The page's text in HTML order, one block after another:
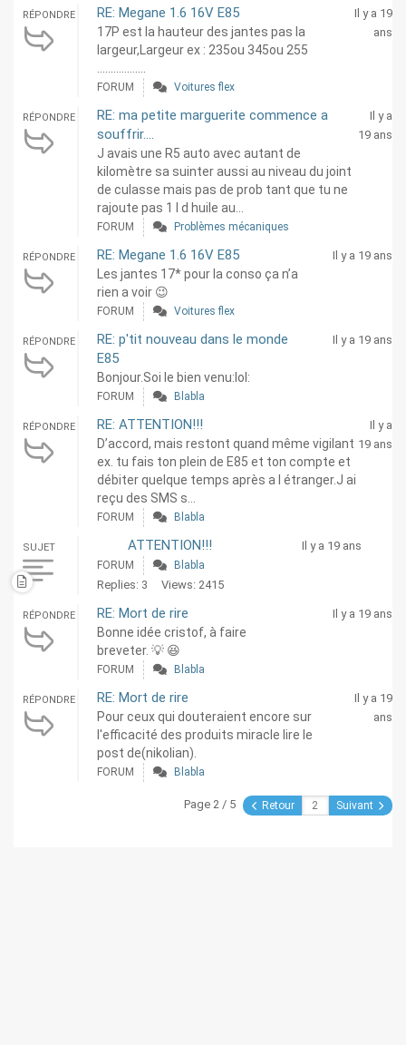
RÉPONDRE RE: Megane 1.6 16V E85
17P est la hauteur des jantes pas la
largeur,Largeur ex : 235ou 345ou 255
………………
Il y a 19
ans
FORUM Voitures flex
RÉPONDRE
RE: ma petite marguerite commence a
souffrir....
J avais une R5 auto avec autant de
kilomètre sa suinter aussi au niveau du joint
de culasse mais pas de prob tant que tu ne
rajoute pas 1 l d huile au...
Il y a
19 ans
FORUM Problèmes mécaniques
RÉPONDRE RE: Megane 1.6 16V E85
Les jantes 17* pour la conso ça n’a
rien a voir 😉
Il y a 19 ans
FORUM Voitures flex
RÉPONDRE
RE: p'tit nouveau dans le monde
E85
Bonjour.Soi le bien venu:lol:
Il y a 19 ans
FORUM Blabla
RÉPONDRE RE: ATTENTION!!!
D’accord, mais restont quand même vigilant
ex. tu fais ton plein de E85 et ton compte et
débiter quelque temps après a l étranger.J ai
reçu des SMS s...
Il y a
19 ans
FORUM Blabla
SUJET ATTENTION!!! Il y a 19 ans
FORUM Blabla
Replies: 3 Views: 2415
RÉPONDRE RE: Mort de rire
Bonne idée cristof, à faire
breveter. 💡 😆
Il y a 19 ans
FORUM Blabla
RÉPONDRE RE: Mort de rire
Pour ceux qui douteraient encore sur
l'efficacité des produits miracle lire le
post de(nikolian).
Il y a 19
ans
FORUM Blabla
Page 2 / 5 Retour Suivant